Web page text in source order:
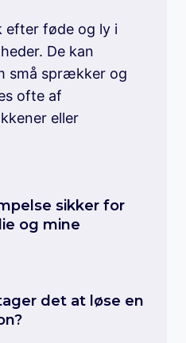
efter føde og ly i
De kan
små sprækker og
ofte af
eller
sikker for
og mine
det at løse en